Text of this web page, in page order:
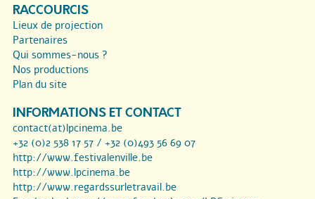
RACCOURCIS
Lieux de projection
Partenaires
Qui sommes-nous ?
Nos productions
Plan du site
INFORMATIONS ET CONTACT
contact(at)lpcinema.be
+32 (0)2 538 17 57 / +32 (0)493 56 69 07
http://www.festivalenville.be
http://www.lpcinema.be
http://www.regardssurletravail.be